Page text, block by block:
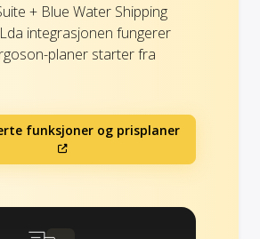
+ Blue Water Shipping
integrasjonen fungerer
planer starter fra
funksjoner og prisplaner